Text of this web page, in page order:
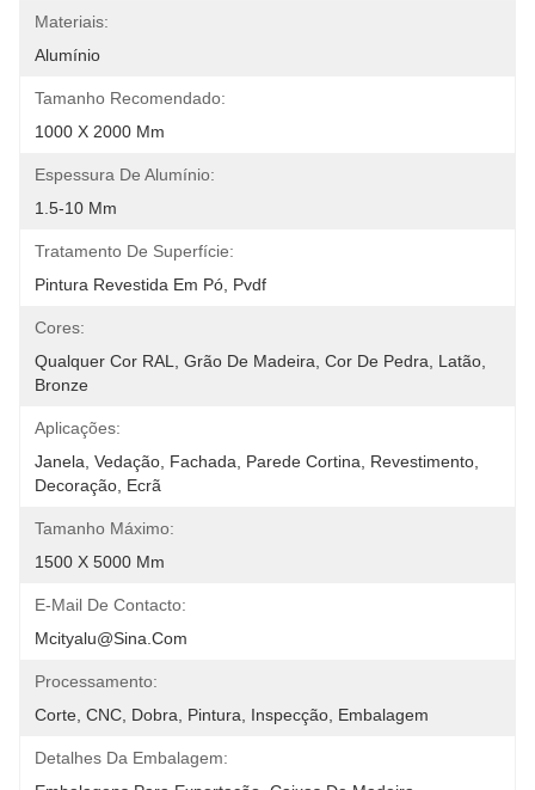
Materiais:
Alumínio
Tamanho Recomendado:
1000 X 2000 Mm
Espessura De Alumínio:
1.5-10 Mm
Tratamento De Superfície:
Pintura Revestida Em Pó, Pvdf
Cores:
Qualquer Cor RAL, Grão De Madeira, Cor De Pedra, Latão,
Bronze
Aplicações:
Janela, Vedação, Fachada, Parede Cortina, Revestimento,
Decoração, Ecrã
Tamanho Máximo:
1500 X 5000 Mm
E-Mail De Contacto:
Mcityalu@sina.com
Processamento:
Corte, CNC, Dobra, Pintura, Inspecção, Embalagem
Detalhes Da Embalagem: